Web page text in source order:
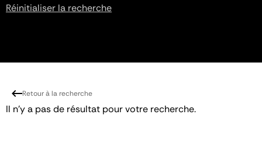
Réinitialiser la recherche
Retour à la recherche
Il n'y a pas de résultat pour votre recherche.